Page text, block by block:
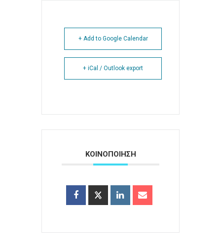
+ Add to Google Calendar
+ iCal / Outlook export
ΚΟΙΝΟΠΟΙΗΣΗ